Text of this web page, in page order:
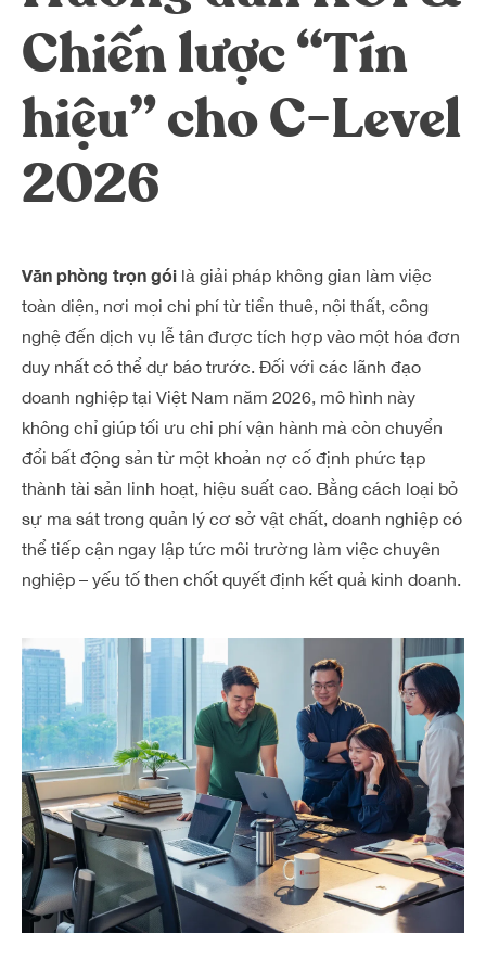
Dreamplex Lê Hiến Mai
Dreamplex Ngô Quang Huy
Dreamplex Nguyễn Trung Ngạn
Dreamplex Thái Hà
Vì sao nên chọn Dreamplex
Blog
Tuyển dụng
Liên hệ
Referral
Đầu tư dự án
Môi giới
Chiến lược “Tín
hiệu” cho C-Level
2026
Văn phòng trọn gói là giải pháp không gian làm việc
toàn diện, nơi mọi chi phí từ tiền thuê, nội thất, công
nghệ đến dịch vụ lễ tân được tích hợp vào một hóa đơn
duy nhất có thể dự báo trước. Đối với các lãnh đạo
doanh nghiệp tại Việt Nam năm 2026, mô hình này
không chỉ giúp tối ưu chi phí vận hành mà còn chuyển
đổi bất động sản từ một khoản nợ cố định phức tạp
thành tài sản linh hoạt, hiệu suất cao. Bằng cách loại bỏ
sự ma sát trong quản lý cơ sở vật chất, doanh nghiệp có
thể tiếp cận ngay lập tức môi trường làm việc chuyên
nghiệp – yếu tố then chốt quyết định kết quả kinh doanh.